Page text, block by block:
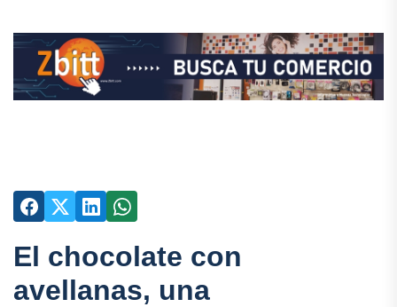
El chocolate con
avellanas, una